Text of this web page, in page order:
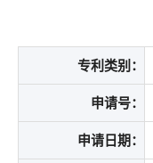
专利类别：
申请号：
申请日期：